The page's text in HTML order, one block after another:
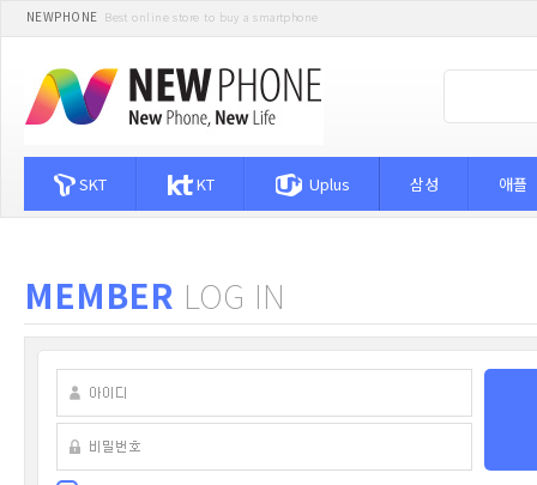
NEWPHONE Best online store to buy a smartphone
SKT KT Uplus 삼성 애플
MEMBER LOG IN